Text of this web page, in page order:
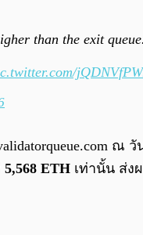
than the exit queue.
ณ
5,568 ETH เท่านั้น ส่ง